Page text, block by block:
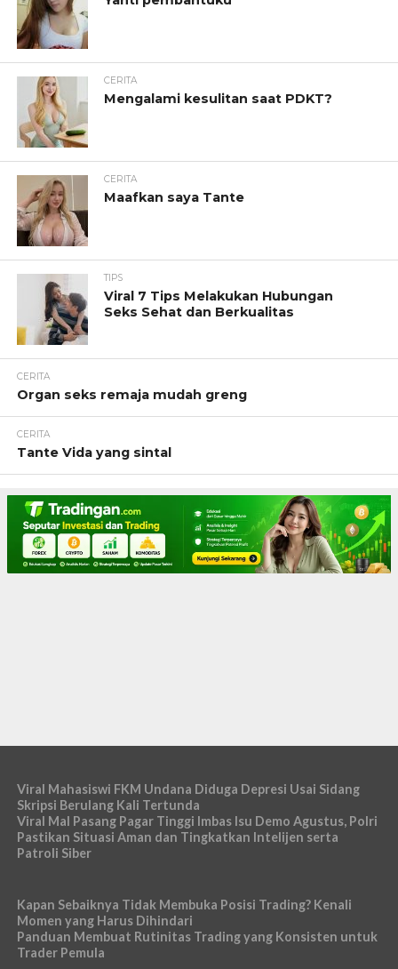
CERITA
Mengalami kesulitan saat PDKT?
CERITA
Maafkan saya Tante
TIPS
Viral 7 Tips Melakukan Hubungan
Seks Sehat dan Berkualitas
CERITA
Organ seks remaja mudah greng
CERITA
Tante Vida yang sintal
Viral Mahasiswi FKM Undana Diduga Depresi Usai Sidang
Skripsi Berulang Kali Tertunda
Viral Mal Pasang Pagar Tinggi Imbas Isu Demo Agustus, Polri
Pastikan Situasi Aman dan Tingkatkan Intelijen serta
Patroli Siber
Kapan Sebaiknya Tidak Membuka Posisi Trading? Kenali
Momen yang Harus Dihindari
Panduan Membuat Rutinitas Trading yang Konsisten untuk
Trader Pemula